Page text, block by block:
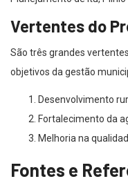
Vertentes do
São três grandes
objetivos da gestão
Desenvolvimento
Fortalecimento da
Melhoria na
Fontes e